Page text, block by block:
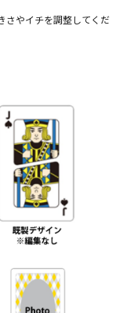
さやイチを調整してくだ